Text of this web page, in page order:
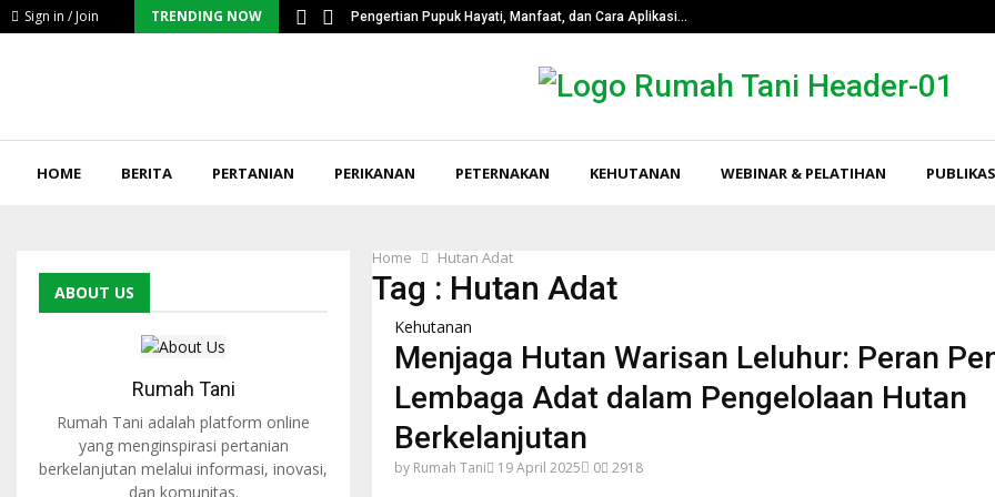
Sign in / Join TRENDING NOW
Serius Petani… Pengertian Pupuk Hayati, Manfaat, dan Cara Aplikasi…
HOME BERITA PERTANIAN PERIKANAN PETERNAKAN KEHUTANAN WEBINAR & PELATIHAN
Home Hutan Adat
Tag : Hutan Adat
Kehutanan
Menjaga Hutan Warisan Leluhur: Peran
Lembaga Adat dalam Pengelolaan Hutan
Berkelanjutan
by Rumah Tani 19 April 2025 0 2918
ABOUT US
Rumah Tani
Rumah Tani adalah platform online
yang menginspirasi pertanian
berkelanjutan melalui informasi, inovasi,
dan komunitas.